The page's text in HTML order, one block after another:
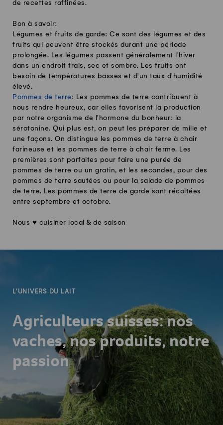
de recettes raffinées.
Bon à savoir:
Légumes et fruits de garde: Ce sont des légumes et des
fruits qui peuvent être stockés durant une période
prolongée. Les légumes passent généralement l'hiver
dans un endroit frais, sec et sombre. Les fruits ont
besoin de températures basses et d'un taux d'humidité
élevé.
Pommes de terre : Les pommes de terre contribuent à
nous rendre heureux, car elles favorisent la production
par notre organisme de l'hormone du bonheur: la
sérotonine. Qui plus est, on peut les préparer de mille et
une façons. On distingue les pommes de terre à chair
farineuse et les pommes de terre à chair ferme. Les
premières sont parfaites pour faire une purée de
pommes de terre ou un gratin, et les secondes, pour des
pommes de terre sautées ou pour la salade de pommes
de terre. Les pommes de terre de garde sont récoltées
entre septembre et octobre.
Nous ♥ cuisiner local & de saison
L'UNIVERS DU LAIT
Agriculteurs suisses: nos
vaches, nos produits, notre
passion